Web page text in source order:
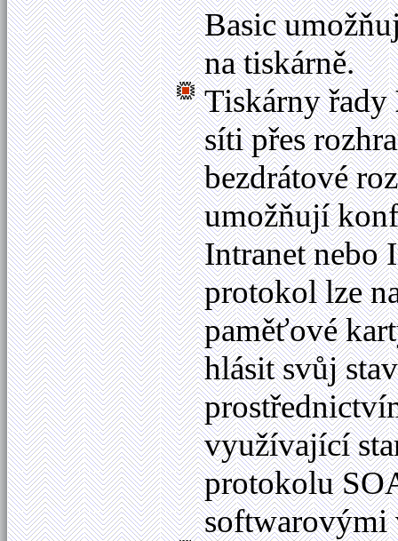
Basic
na tiskárně.
Tiskárny řady
síti přes
bezdrátové
umožňují
Intranet nebo
protokol lze
paměťové
hlásit svůj
využívající
protokolu
softwarovými